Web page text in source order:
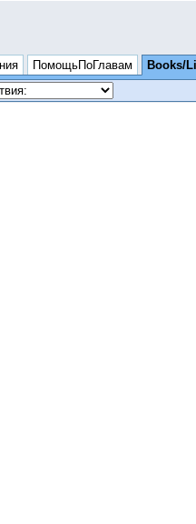
ПомощьПоГлавам
Books/